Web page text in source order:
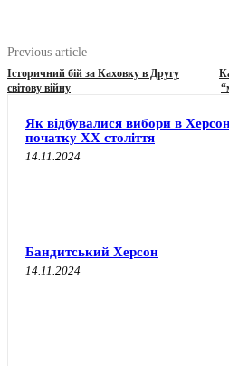
Previous article
Історичний бій за Каховку в Другу
світову війну
Як відбувалися вибори в
початку XX століття
14.11.2024
Бандитський Херсон
14.11.2024